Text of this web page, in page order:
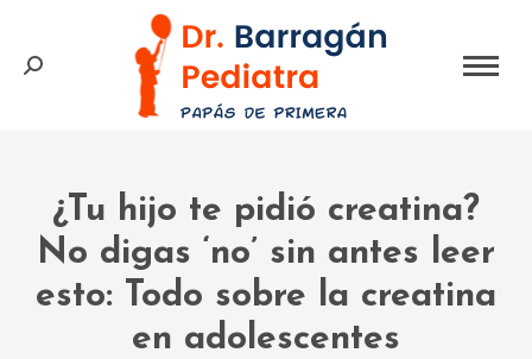
Search:
¿Tu hijo te pidió creatina?
No digas ‘no’ sin antes leer
esto: Todo sobre la creatina
en adolescentes